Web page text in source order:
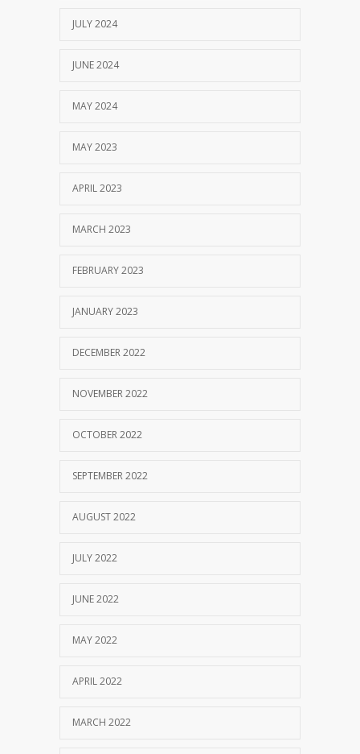
JULY 2024
JUNE 2024
MAY 2024
MAY 2023
APRIL 2023
MARCH 2023
FEBRUARY 2023
JANUARY 2023
DECEMBER 2022
NOVEMBER 2022
OCTOBER 2022
SEPTEMBER 2022
AUGUST 2022
JULY 2022
JUNE 2022
MAY 2022
APRIL 2022
MARCH 2022